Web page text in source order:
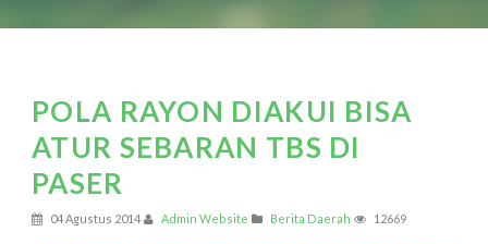
POLA RAYON DIAKUI BISA
ATUR SEBARAN TBS DI
PASER
04 Agustus 2014 Admin Website Berita Daerah 12669